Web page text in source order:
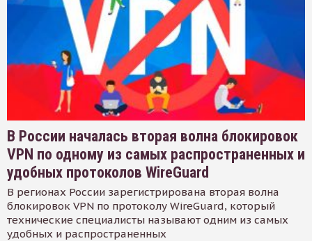
В России началась вторая волна блокировок
VPN по одному из самых распространенных и
удобных протоколов WireGuard
В регионах России зарегистрирована вторая волна
блокировок VPN по протоколу WireGuard, который
технические специалисты называют одним из самых
удобных и распространенных